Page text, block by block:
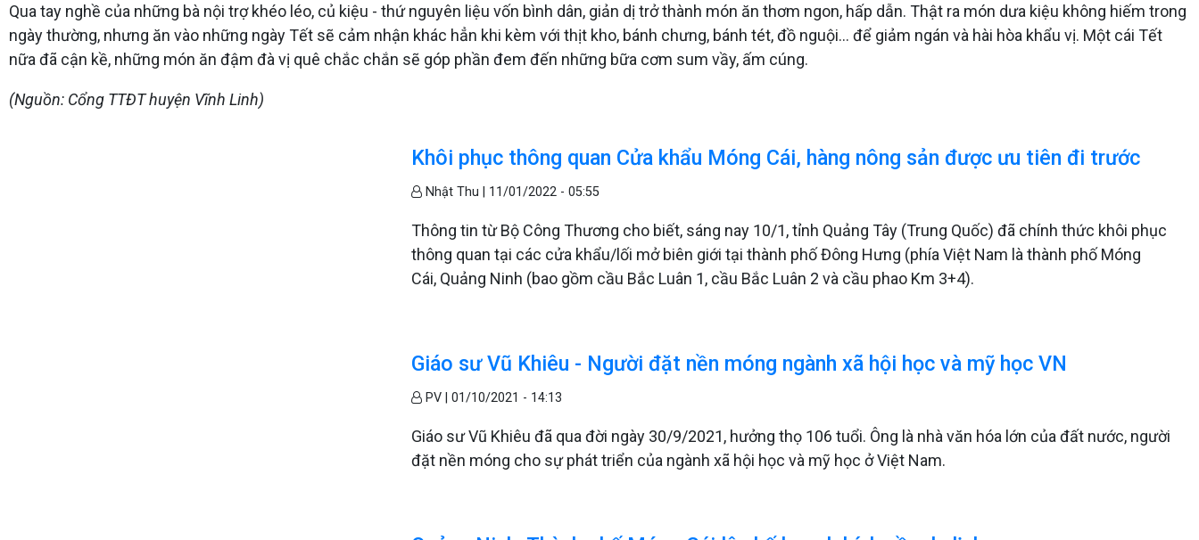
Qua tay nghề của những bà nội trợ khéo léo, củ kiệu - thứ nguyên liệu vốn bình dân, giản dị trở thành món ăn thơm ngon, hấp dẫn. Thật ra món dưa kiệu không hiếm trong
ngày thường, nhưng ăn vào những ngày Tết sẽ cảm nhận khác hẳn khi kèm với thịt kho, bánh chưng, bánh tét, đồ nguội… để giảm ngán và hài hòa khẩu vị. Một cái Tết
nữa đã cận kề, những món ăn đậm đà vị quê chắc chắn sẽ góp phần đem đến những bữa cơm sum vầy, ấm cúng.
(Nguồn: Cổng TTĐT huyện Vĩnh Linh)
Khôi phục thông quan Cửa khẩu Móng Cái, hàng nông sản được ưu tiên đi trước
Nhật Thu | 11/01/2022 - 05:55
Thông tin từ Bộ Công Thương cho biết, sáng nay 10/1, tỉnh Quảng Tây (Trung Quốc) đã chính thức khôi phục
thông quan tại các cửa khẩu/lối mở biên giới tại thành phố Đông Hưng (phía Việt Nam là thành phố Móng
Cái, Quảng Ninh (bao gồm cầu Bắc Luân 1, cầu Bắc Luân 2 và cầu phao Km 3+4).
Giáo sư Vũ Khiêu - Người đặt nền móng ngành xã hội học và mỹ học VN
PV |01/10/2021 - 14:13
Giáo sư Vũ Khiêu đã qua đời ngày 30/9/2021, hưởng thọ 106 tuổi. Ông là nhà văn hóa lớn của đất nước, người
đặt nền móng cho sự phát triển của ngành xã hội học và mỹ học ở Việt Nam.